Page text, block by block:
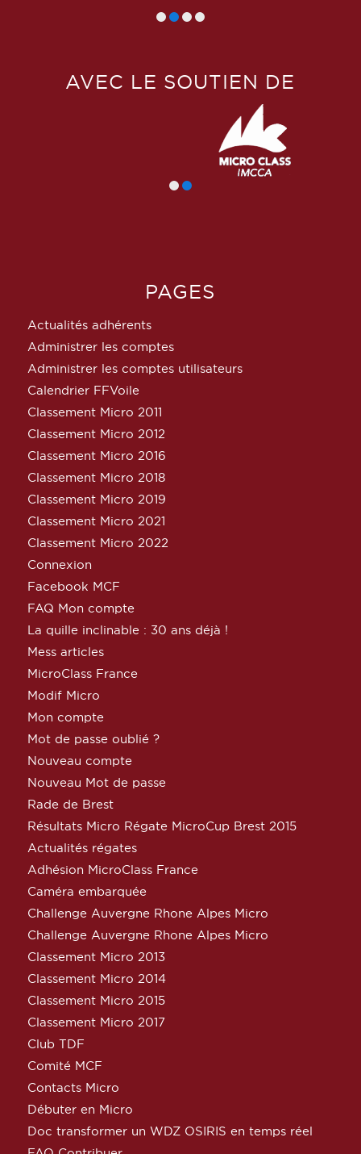
AVEC LE SOUTIEN DE
PAGES
Actualités adhérents
Administrer les comptes
Administrer les comptes utilisateurs
Calendrier FFVoile
Classement Micro 2011
Classement Micro 2012
Classement Micro 2016
Classement Micro 2018
Classement Micro 2019
Classement Micro 2021
Classement Micro 2022
Connexion
Facebook MCF
FAQ Mon compte
La quille inclinable : 30 ans déjà !
Mess articles
MicroClass France
Modif Micro
Mon compte
Mot de passe oublié ?
Nouveau compte
Nouveau Mot de passe
Rade de Brest
Résultats Micro Régate MicroCup Brest 2015
Actualités régates
Adhésion MicroClass France
Caméra embarquée
Challenge Auvergne Rhone Alpes Micro
Challenge Auvergne Rhone Alpes Micro
Classement Micro 2013
Classement Micro 2014
Classement Micro 2015
Classement Micro 2017
Club TDF
Comité MCF
Contacts Micro
Débuter en Micro
Doc transformer un WDZ OSIRIS en temps réel